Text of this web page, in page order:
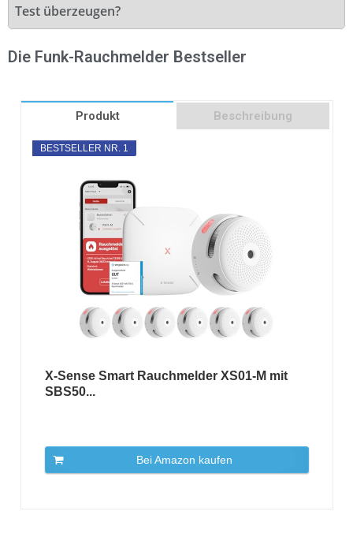
Test überzeugen?
Die Funk-Rauchmelder Bestseller
Produkt Beschreibung
BESTSELLER NR. 1
X-Sense Smart Rauchmelder XS01-M mit
SBS50...
Bei Amazon kaufen